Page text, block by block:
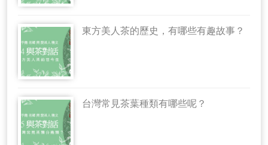
東方美人茶的歷史，有哪些有趣故事？
台灣常見茶葉種類有哪些呢？